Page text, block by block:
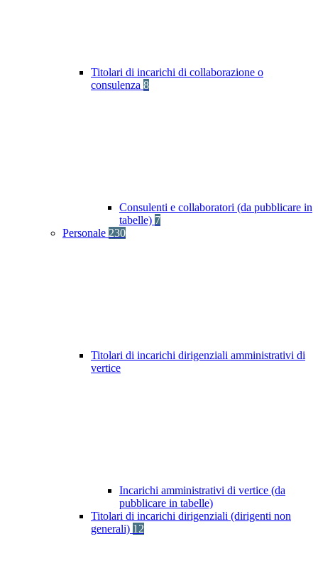
Titolari di incarichi di collaborazione o
consulenza 8
Consulenti e collaboratori (da pubblicare in
tabelle) 7
Personale 230
Titolari di incarichi dirigenziali amministrativi di
vertice
Incarichi amministrativi di vertice (da
pubblicare in tabelle)
Titolari di incarichi dirigenziali (dirigenti non
generali) 12